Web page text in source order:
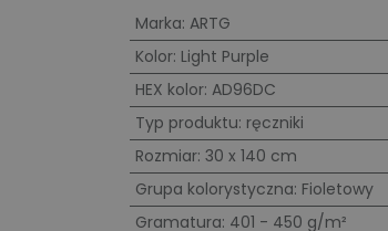
Marka: ARTG
Kolor: Light Purple
HEX kolor: AD96DC
Typ produktu: ręczniki
Rozmiar: 30 x 140 cm
Grupa kolorystyczna: Fioletowy
Gramatura: 401 - 450 g/m²